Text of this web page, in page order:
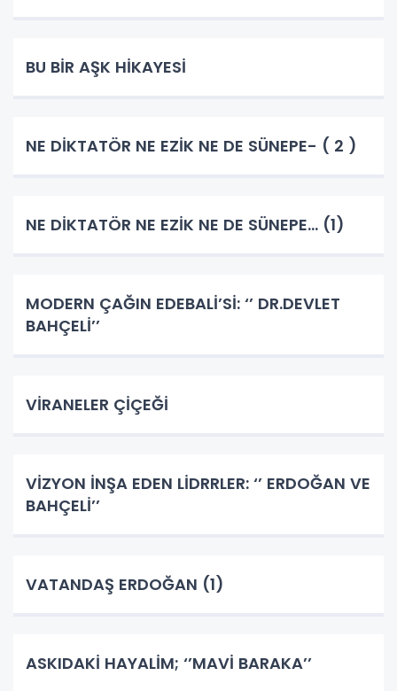
BU BİR AŞK HİKAYESİ
NE DİKTATÖR NE EZİK NE DE SÜNEPE- ( 2 )
NE DİKTATÖR NE EZİK NE DE SÜNEPE... (1)
MODERN ÇAĞIN EDEBALİ’Sİ: ‘’ DR.DEVLET
BAHÇELİ’’
VİRANELER ÇİÇEĞİ
VİZYON İNŞA EDEN LİDRRLER: ‘’ ERDOĞAN VE
BAHÇELİ’’
VATANDAŞ ERDOĞAN (1)
ASKIDAKİ HAYALİM; ‘’MAVİ BARAKA’’